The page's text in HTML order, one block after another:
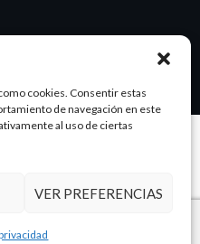
cookies. Consentir estas
de navegación en este
al uso de ciertas
VER PREFERENCIAS